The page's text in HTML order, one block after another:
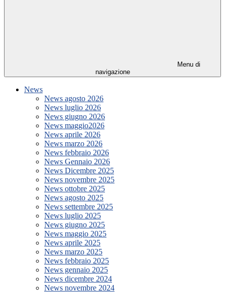
Menu di
navigazione
News
News agosto 2026
News luglio 2026
News giugno 2026
News maggio2026
News aprile 2026
News marzo 2026
News febbraio 2026
News Gennaio 2026
News Dicembre 2025
News novembre 2025
News ottobre 2025
News agosto 2025
News settembre 2025
News luglio 2025
News giugno 2025
News maggio 2025
News aprile 2025
News marzo 2025
News febbraio 2025
News gennaio 2025
News dicembre 2024
News novembre 2024